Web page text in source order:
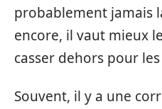
probablement jamais
encore, il vaut mieux
casser dehors pour
Souvent, il y a une